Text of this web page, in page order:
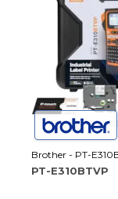
Brother - PT-
PT-E310BTVP